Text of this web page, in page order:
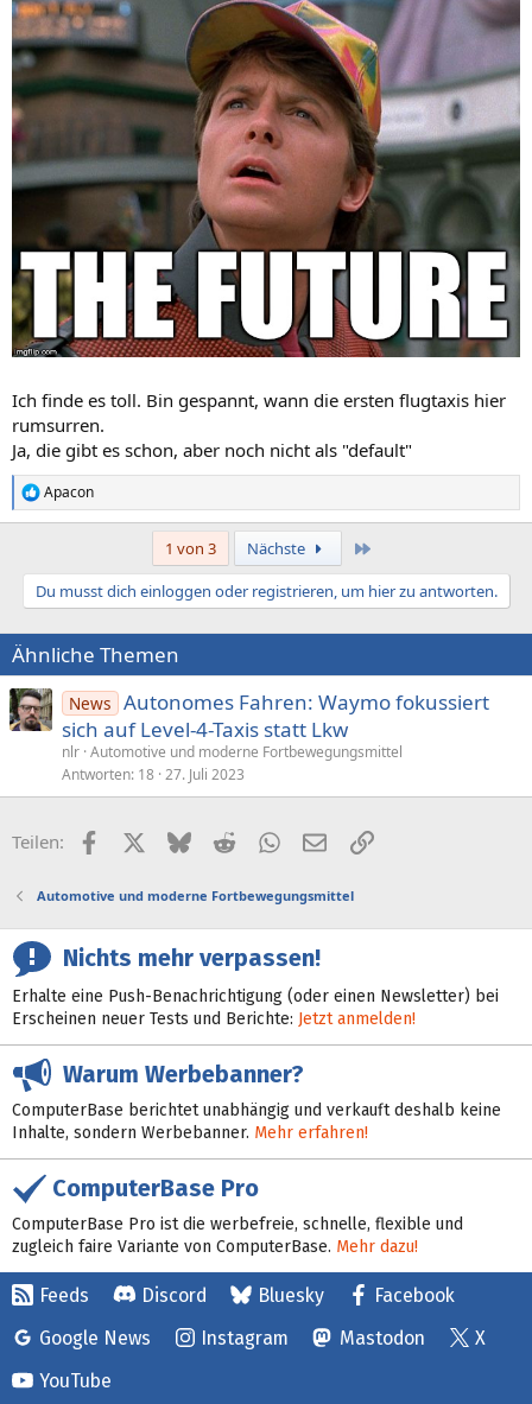
Ich finde es toll. Bin gespannt, wann die ersten flugtaxis hier
rumsurren.
Ja, die gibt es schon, aber noch nicht als "default"
R
e
t
o
n
e
n
:
Apacon
1 von 3 Nächste
Du musst dich einloggen oder registrieren, um hier zu antworten.
Ähnliche Themen
News Autonomes Fahren: Waymo fokussiert
sich auf Level-4-Taxis statt Lkw
nlr Automotive und moderne Fortbewegungsmittel
Antworten 18 27. Juli 2023
Teilen: FacebookX (Twitter)
BlueskyRedditWhatsApp
E-MailLink
Automotive und moderne Fortbewegungsmittel
Nichts mehr verpassen!
Erhalte eine Push-Benachrichtigung (oder einen Newsletter) bei
Erscheinen neuer Tests und Berichte: Jetzt anmelden!
Warum Werbebanner?
ComputerBase berichtet unabhängig und verkauft deshalb keine
Inhalte, sondern Werbebanner. Mehr erfahren!
ComputerBase Pro
ComputerBase Pro ist die werbefreie, schnelle, flexible und
zugleich faire Variante von ComputerBase. Mehr dazu!
Feeds Discord Bluesky
Facebook
Google News
Instagram Mastodon
X
YouTube